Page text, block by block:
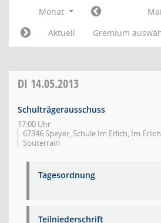
Monat Mai
Aktuell
Gremium
DI 14.05.2013
Schulträgerausschuss
17:00 Uhr
67346 Speyer, Schule Im Erlich, Im
Souterrain
Tagesordnung
Teilniederschrift